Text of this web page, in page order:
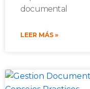
documental
LEER MÁS »